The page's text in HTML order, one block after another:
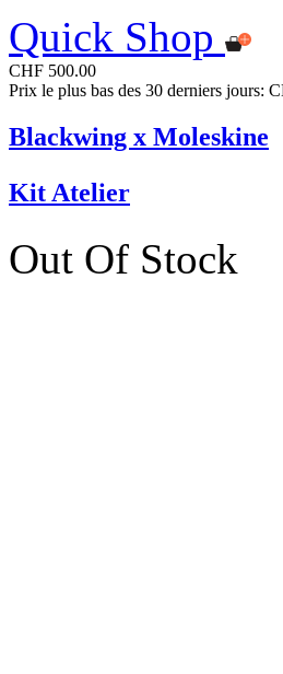
Quick Shop
CHF 500.00
Prix le plus bas des 30 derniers jours:
Blackwing x Moleskine
Kit Atelier
Out Of Stock